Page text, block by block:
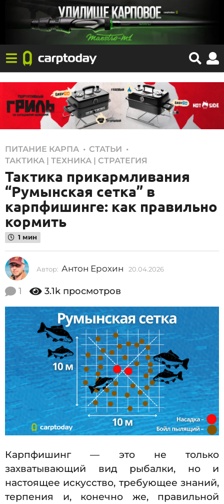
2
0
0
4
.
2
2
6
2
0
.
0
4
.
2
0
2
6
ПИТАНИЕ КАРПА ,СТАТЬИ
ТАКТИКА | ТЕХНИКА | СТРАТЕГИЯ
Тактика прикармливания
“Румынская сетка” в
карпфишинге: как правильно
кормить
1 мин
Автор: Антон Ерохин 20.04.2026
4
.
2
0
2
6
1 3.1k просмотров
Карпфишинг — это не только
захватывающий вид рыбалки, но и
настоящее искусство, требующее знаний,
терпения и, конечно же, правильной